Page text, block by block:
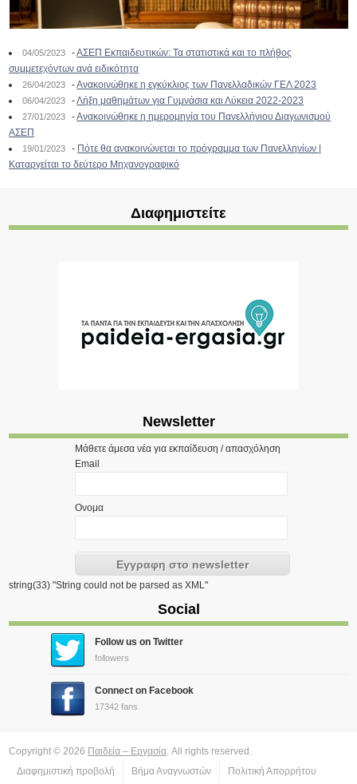
04/05/2023 -ΑΣΕΠ Εκπαιδευτικών: Τα στατιστικά και το πλήθος
συμμετεχόντων ανά ειδικότητα
26/04/2023 -Ανακοινώθηκε η εγκύκλιος των Πανελλαδικών ΓΕΛ 2023
06/04/2023 -Λήξη μαθημάτων για Γυμνάσια και Λύκεια 2022-2023
27/01/2023 -Ανακοινώθηκε η ημερομηνία του Πανελλήνιου Διαγωνισμού
ΑΣΕΠ
19/01/2023 - Πότε θα ανακοινώνεται το πρόγραμμα των Πανελληνίων |
Καταργείται το δεύτερο Μηχανογραφικό
Διαφημιστείτε
Newsletter
Μάθετε άμεσα νέα για εκπαίδευση / απασχόληση
Email
Ονομα
string(33) "String could not be parsed as XML"
Social
Follow us on Twitter
followers
Connect on Facebook
17342 fans
Copyright © 2026 Παιδεία – Εργασία. All rights reserved.
Διαφημιστική προβολή
Βήμα Αναγνωστών Πολιτική Απορρήτου